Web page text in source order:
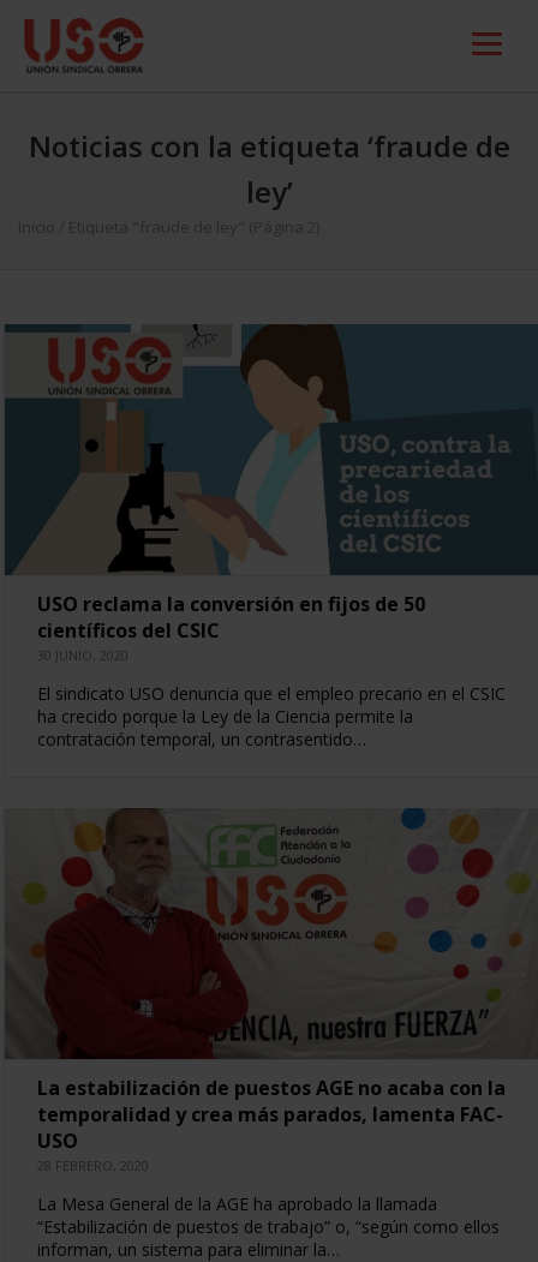
Noticias con la etiqueta ‘fraude de
ley’
Inicio Etiqueta "fraude de ley" (Página 2)
USO reclama la conversión en fijos de 50
científicos del CSIC
30 JUNIO, 2020
El sindicato USO denuncia que el empleo precario en el CSIC
ha crecido porque la Ley de la Ciencia permite la
contratación temporal, un contrasentido…
La estabilización de puestos AGE no acaba con la
temporalidad y crea más parados, lamenta FAC-
USO
28 FEBRERO, 2020
La Mesa General de la AGE ha aprobado la llamada
“Estabilización de puestos de trabajo” o, “según como ellos
informan, un sistema para eliminar la…